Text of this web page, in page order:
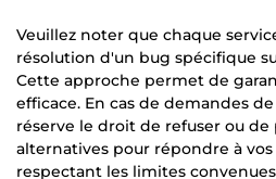
Veuillez noter que chaque
résolution d'un bug spécifique
Cette approche permet de
efficace. En cas de demandes
réserve le droit de refuser ou
alternatives pour répondre à
respectant les limites